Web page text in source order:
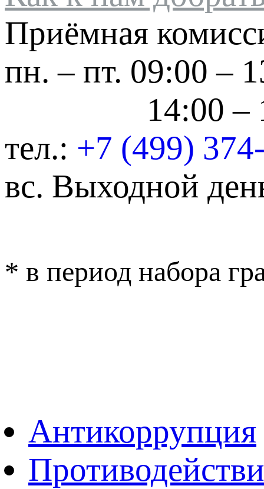
Приёмная
пн. – пт. 09:00 –
14:00 –
тел.: +7 (499)
вс. Выходной
* в период набора
Антикоррупция